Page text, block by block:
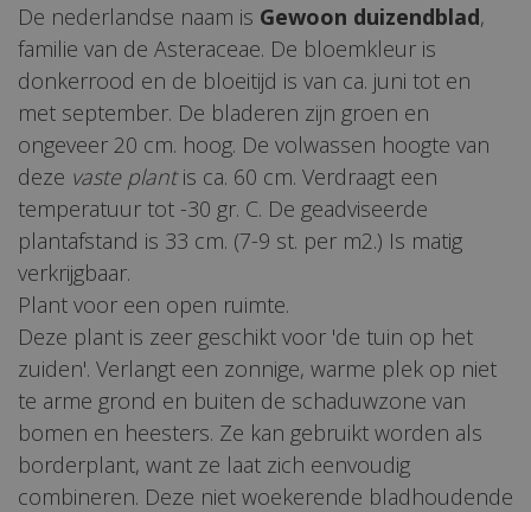
De nederlandse naam is Gewoon duizendblad,
familie van de Asteraceae. De bloemkleur is
donkerrood en de bloeitijd is van ca. juni tot en
met september. De bladeren zijn groen en
ongeveer 20 cm. hoog. De volwassen hoogte van
deze vaste plantis ca. 60 cm. Verdraagt een
temperatuur tot -30 gr. C. De geadviseerde
plantafstand is 33 cm. (7-9 st. per m2.) Is matig
verkrijgbaar.
Plant voor een open ruimte.
Deze plant is zeer geschikt voor 'de tuin op het
zuiden'. Verlangt een zonnige, warme plek op niet
te arme grond en buiten de schaduwzone van
bomen en heesters. Ze kan gebruikt worden als
borderplant, want ze laat zich eenvoudig
combineren. Deze niet woekerende bladhoudende